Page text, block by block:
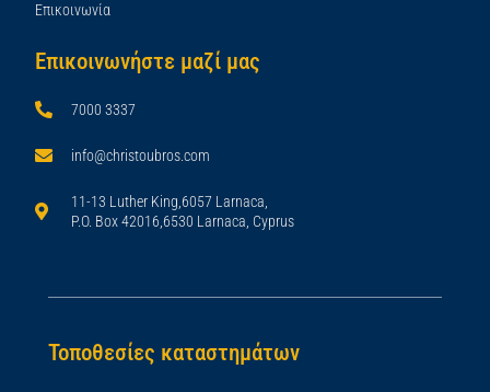
Επικοινωνία
Επικοινωνήστε μαζί μας
7000 3337
info@christoubros.com
11-13 Luther King,6057 Larnaca,
P.O. Box 42016,6530 Larnaca, Cyprus
Τοποθεσίες καταστημάτων